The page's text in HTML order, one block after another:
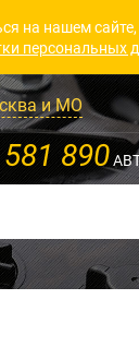
нашем
персональных
и МО
890